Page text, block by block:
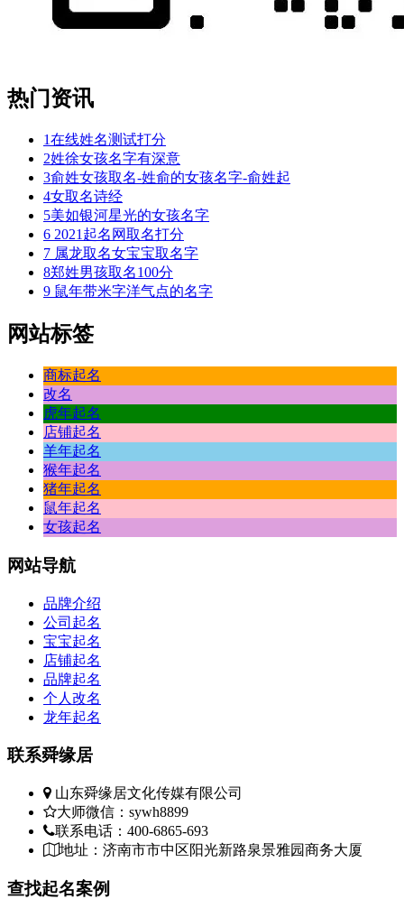
热门资讯
1在线姓名测试打分
2姓徐女孩名字有深意
3俞姓女孩取名-姓俞的女孩名字-俞姓起
4女取名诗经
5美如银河星光的女孩名字
6 2021起名网取名打分
7 属龙取名女宝宝取名字
8郑姓男孩取名100分
9 鼠年带米字洋气点的名字
网站标签
商标起名
改名
虎年起名
店铺起名
羊年起名
猴年起名
猪年起名
鼠年起名
女孩起名
网站导航
品牌介绍
公司起名
宝宝起名
店铺起名
品牌起名
个人改名
龙年起名
联系舜缘居
山东舜缘居文化传媒有限公司
大师微信：sywh8899
联系电话：400-6865-693
地址：济南市市中区阳光新路泉景雅园商务大厦
查找起名案例